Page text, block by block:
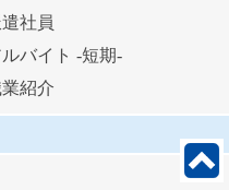
社員
バイト -短期-
紹介